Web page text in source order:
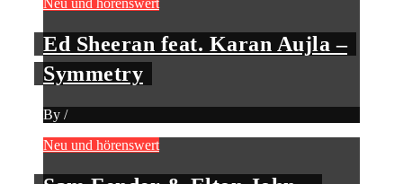
Neu und hörenswert
Ed Sheeran feat. Karan Aujla –
Symmetry
By /
Neu und hörenswert